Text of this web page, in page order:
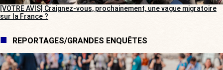
[VOTRE AVIS] Craignez-vous, prochainement, une vague migratoire
sur la France ?
REPORTAGES/GRANDES ENQUÊTES